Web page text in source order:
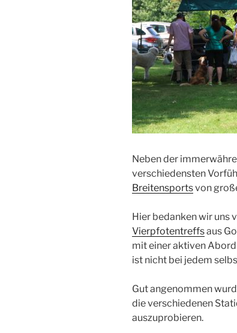
Neben der
verschiedensten
Breitensportsvon
Hier bedanken wir uns
Vierpfotentreffsaus
mit einer aktiven
ist nicht bei jedem
Gut angenommen
die verschiedenen
auszuprobieren.